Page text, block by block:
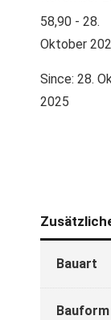
58,90 - 28.
Oktober
Since: 28.
2025
Bauart
Bauform